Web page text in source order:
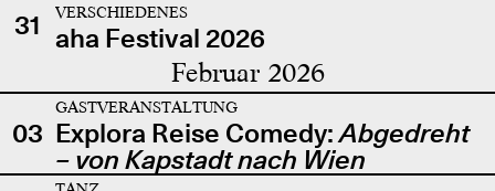
31
VERSCHIEDENES
aha Festival 2026
Februar 2026
03
GASTVERANSTALTUNG
Explora Reise Comedy:Abgedreht
– von Kapstadt nach Wien